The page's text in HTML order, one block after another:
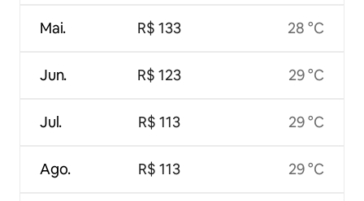
Mai.
Jun.
Jul.
Ago.
R$ 133
R$ 123
R$ 113
R$ 113
28 °C
29 °C
29 °C
29 °C